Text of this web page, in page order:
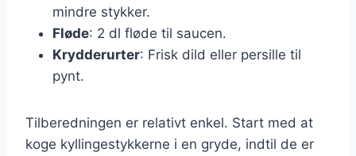
mindre stykker.
Fløde: 2 dl fløde til saucen.
Krydderurter: Frisk dild eller persille til
pynt.
Tilberedningen er relativt enkel. Start med at
koge kyllingestykkerne i en gryde, indtil de er